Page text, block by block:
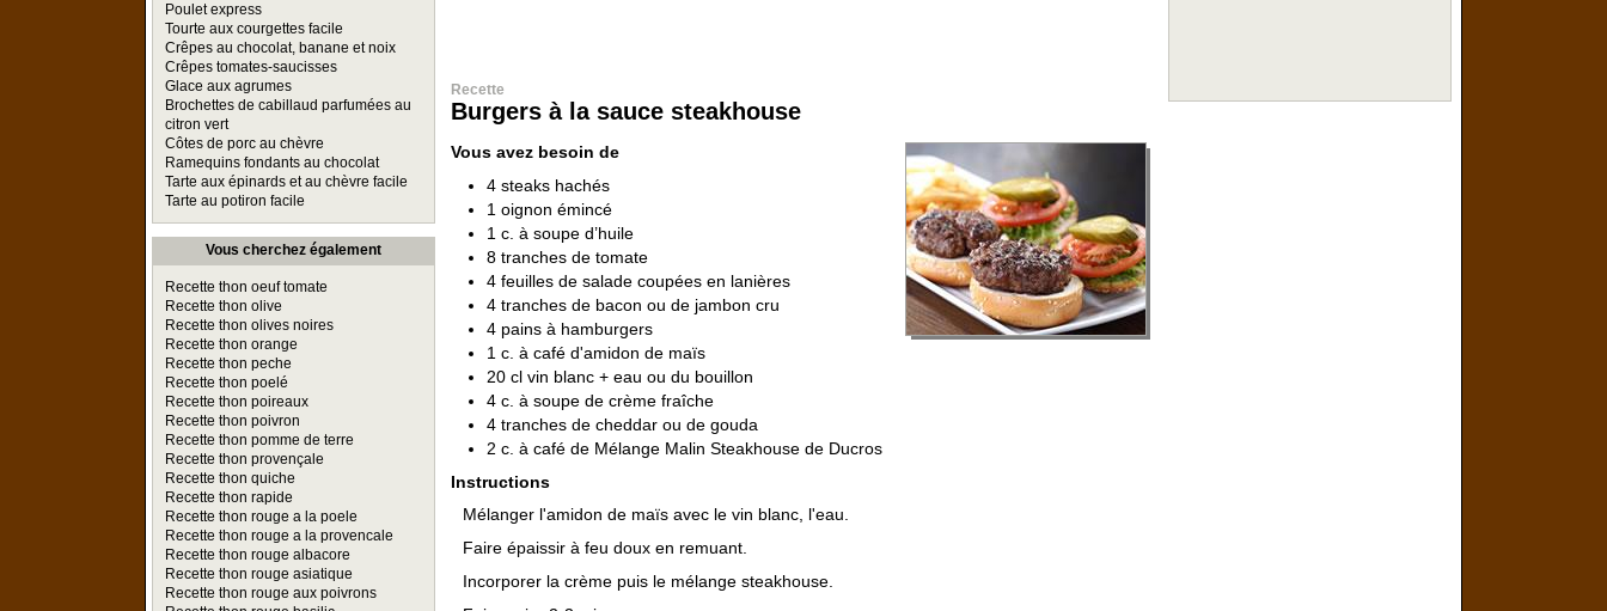
Poulet express
Tourte aux courgettes facile
Crêpes au chocolat, banane et noix
Crêpes tomates-saucisses
Glace aux agrumes
Brochettes de cabillaud parfumées au
citron vert
Côtes de porc au chèvre
Ramequins fondants au chocolat
Tarte aux épinards et au chèvre facile
Tarte au potiron facile
Vous cherchez également
Recette thon oeuf tomate
Recette thon olive
Recette thon olives noires
Recette thon orange
Recette thon peche
Recette thon poelé
Recette thon poireaux
Recette thon poivron
Recette thon pomme de terre
Recette thon provençale
Recette thon quiche
Recette thon rapide
Recette thon rouge a la poele
Recette thon rouge a la provencale
Recette thon rouge albacore
Recette thon rouge asiatique
Recette thon rouge aux poivrons
Recette
Burgers à la sauce steakhouse
Vous avez besoin de
4 steaks hachés
1 oignon émincé
1 c. à soupe d’huile
8 tranches de tomate
4 feuilles de salade coupées en lanières
4 tranches de bacon ou de jambon cru
4 pains à hamburgers
1 c. à café d'amidon de maïs
20 cl vin blanc + eau ou du bouillon
4 c. à soupe de crème fraîche
4 tranches de cheddar ou de gouda
2 c. à café de Mélange Malin Steakhouse de Ducros
Instructions
Mélanger l'amidon de maïs avec le vin blanc, l'eau.
Faire épaissir à feu doux en remuant.
Incorporer la crème puis le mélange steakhouse.